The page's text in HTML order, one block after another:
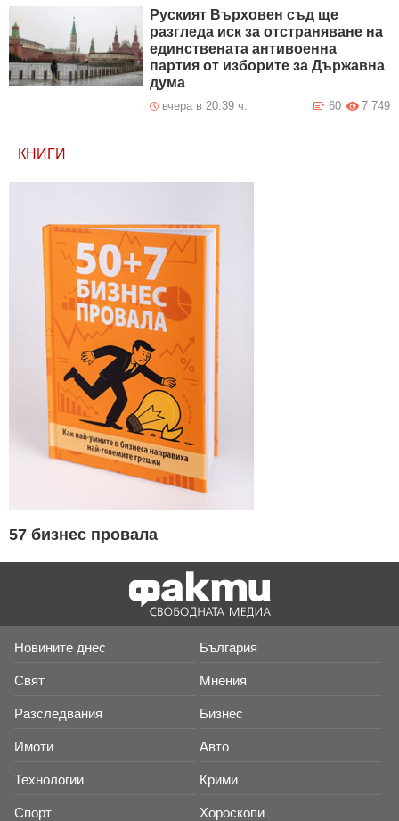
Руският Върховен съд ще
разгледа иск за отстраняване на
единствената антивоенна
партия от изборите за Държавна
дума
вчера в 20:39 ч. 7 749
60
КНИГИ
57 бизнес провала
Новините днес България
Свят Мнения
Разследвания Бизнес
Имоти Авто
Технологии Крими
Спорт Хороскопи